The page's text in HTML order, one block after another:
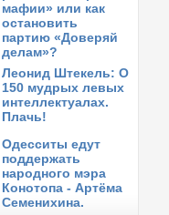
терминалы?
в 09:33:
Гумиров об
2018в 11:57:
трагифарсе
2018
полиции
мафии» или как
остановить
партию «Доверяй
делам»?
Леонид Штекель: О
150 мудрых левых
интеллектуалах.
Плачь!
Одесситы едут
поддержать
народного мэра
Конотопа - Артёма
Семенихина.